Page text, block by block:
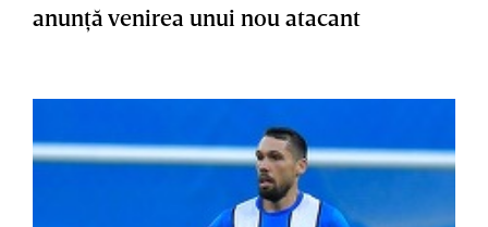
anunţă venirea unui nou atacant